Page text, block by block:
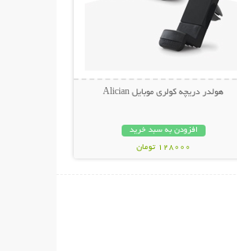
هولدر دریچه کولری موبایل Alician
افزودن به سبد خرید
128000 تومان